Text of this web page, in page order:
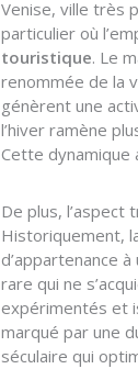
Venise, ville très
particulier où
touristique. Le
renommée de la
génèrent une
l’hiver ramène
Cette
De plus,
Historiquement,
d’appartenance
rare qui ne
expérimentés et
marqué par une
séculaire qui